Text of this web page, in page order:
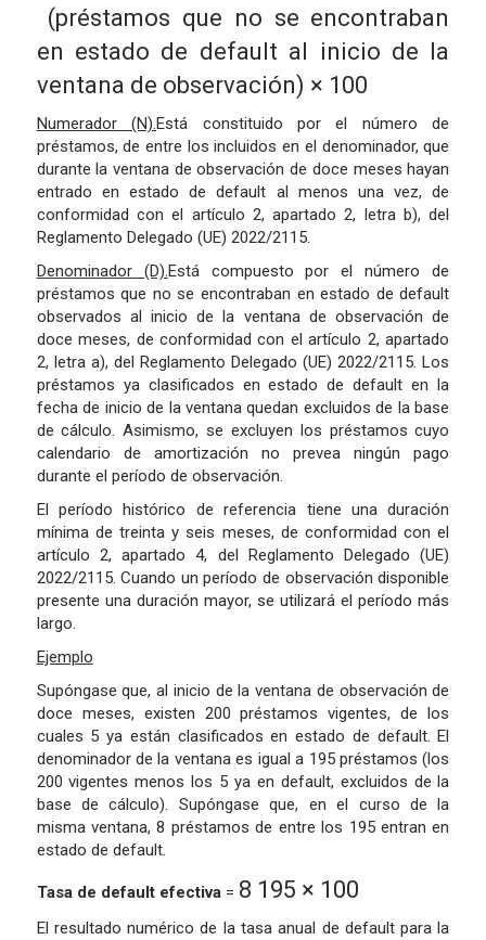
(préstamos que no se encontraban
en estado de default al inicio de la
ventana de observación) × 100
Numerador (N).Está constituido por el número de
préstamos, de entre los incluidos en el denominador, que
durante la ventana de observación de doce meses hayan
entrado en estado de default al menos una vez, de
conformidad con el artículo 2, apartado 2, letra b), del
Reglamento Delegado (UE) 2022/2115.
Denominador (D).Está compuesto por el número de
préstamos que no se encontraban en estado de default
observados al inicio de la ventana de observación de
doce meses, de conformidad con el artículo 2, apartado
2, letra a), del Reglamento Delegado (UE) 2022/2115. Los
préstamos ya clasificados en estado de default en la
fecha de inicio de la ventana quedan excluidos de la base
de cálculo. Asimismo, se excluyen los préstamos cuyo
calendario de amortización no prevea ningún pago
durante el período de observación.
El período histórico de referencia tiene una duración
mínima de treinta y seis meses, de conformidad con el
artículo 2, apartado 4, del Reglamento Delegado (UE)
2022/2115. Cuando un período de observación disponible
presente una duración mayor, se utilizará el período más
largo.
Ejemplo
Supóngase que, al inicio de la ventana de observación de
doce meses, existen 200 préstamos vigentes, de los
cuales 5 ya están clasificados en estado de default. El
denominador de la ventana es igual a 195 préstamos (los
200 vigentes menos los 5 ya en default, excluidos de la
base de cálculo). Supóngase que, en el curso de la
misma ventana, 8 préstamos de entre los 195 entran en
estado de default.
Tasa de default efectiva= 8 195 × 100
El resultado numérico de la tasa anual de default para la